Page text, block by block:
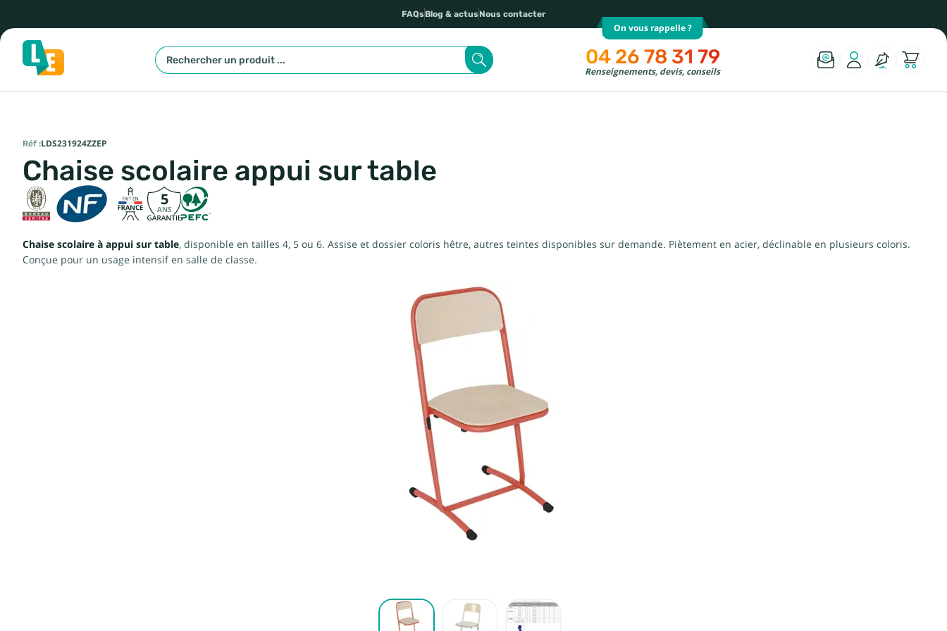
FAQsBlog & actusNous contacter
On vous rappelle ?
04 26 78 31 79
Renseignements, devis, conseils
Réf :LDS231924ZZEP
Chaise scolaire appui sur table
5
ANS
Chaise scolaire à appui sur table, disponible en tailles 4, 5 ou 6. Assise et dossier coloris hêtre, autres teintes disponibles sur demande. Piètement en acier, déclinable en plusieurs coloris.
Conçue pour un usage intensif en salle de classe.